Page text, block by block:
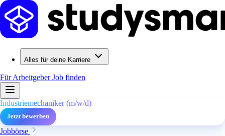
Alles für deine Karriere
Für ArbeitgeberJob finden
Industriemechaniker (m/w/d)
Jetzt bewerben
Jobbörse